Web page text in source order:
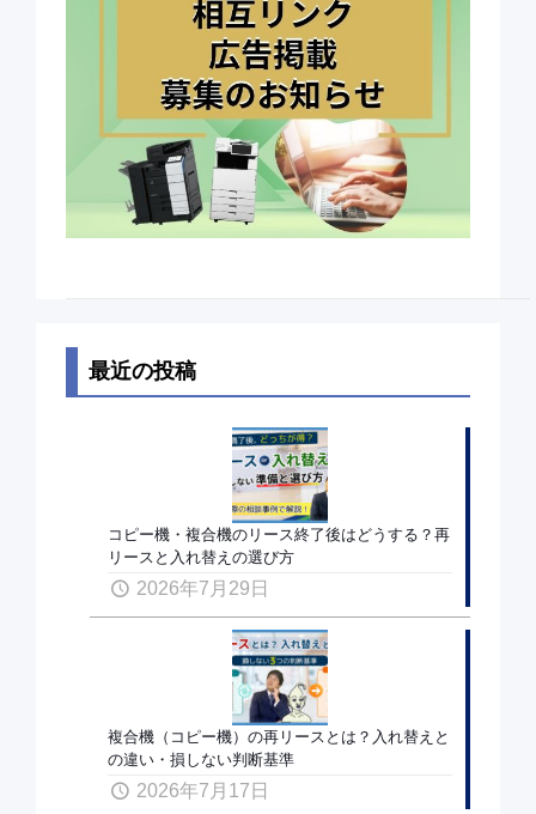
最近の投稿
コピー機・複合機のリース終了後はどうする？再
リースと入れ替えの選び方
2026年7月29日
複合機（コピー機）の再リースとは？入れ替えと
の違い・損しない判断基準
2026年7月17日